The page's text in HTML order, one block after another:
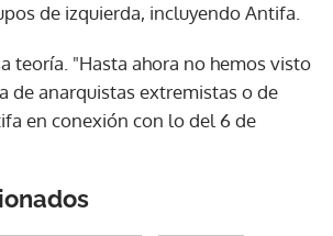
de izquierda, incluyendo Antifa.
teoría. "Hasta ahora no hemos visto
de anarquistas extremistas o de
en conexión con lo del 6 de